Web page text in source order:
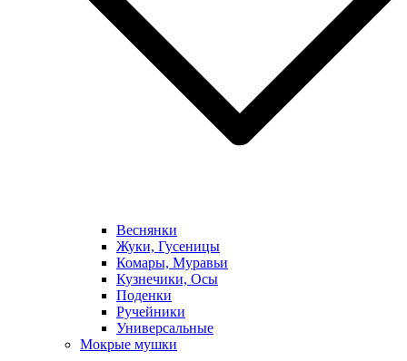
Веснянки
Жуки, Гусеницы
Комары, Муравьи
Кузнечики, Осы
Поденки
Ручейники
Универсальные
Мокрые мушки